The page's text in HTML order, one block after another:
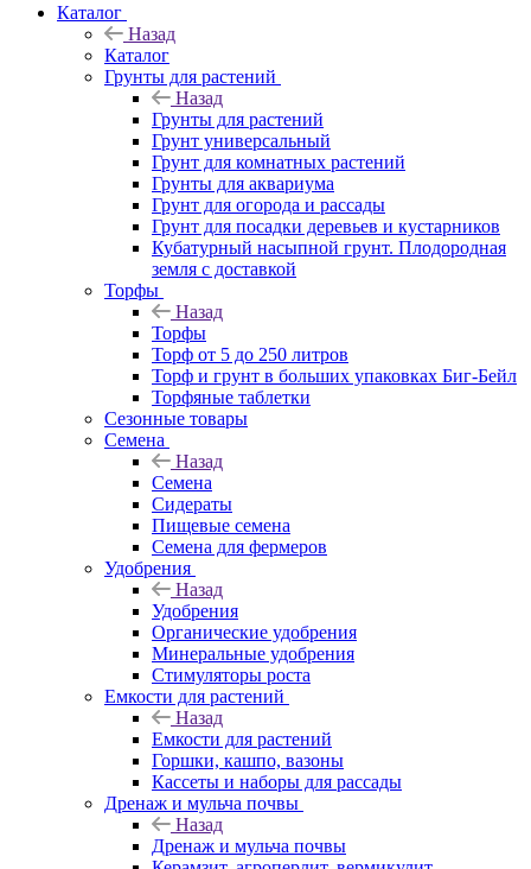
Каталог
Назад
Каталог
Грунты для растений
Назад
Грунты для растений
Грунт универсальный
Грунт для комнатных растений
Грунты для аквариума
Грунт для огорода и рассады
Грунт для посадки деревьев и кустарников
Кубатурный насыпной грунт. Плодородная
земля с доставкой
Торфы
Назад
Торфы
Торф от 5 до 250 литров
Торф и грунт в больших упаковках Биг-Бейл
Торфяные таблетки
Сезонные товары
Семена
Назад
Семена
Сидераты
Пищевые семена
Семена для фермеров
Удобрения
Назад
Удобрения
Органические удобрения
Минеральные удобрения
Стимуляторы роста
Емкости для растений
Назад
Емкости для растений
Горшки, кашпо, вазоны
Кассеты и наборы для рассады
Дренаж и мульча почвы
Назад
Дренаж и мульча почвы